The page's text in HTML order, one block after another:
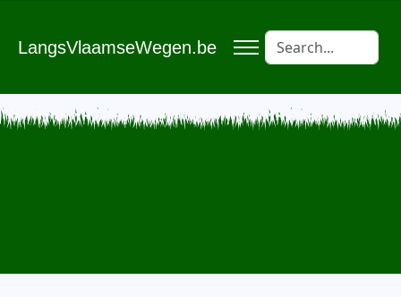
LangsVlaamseWegen.be